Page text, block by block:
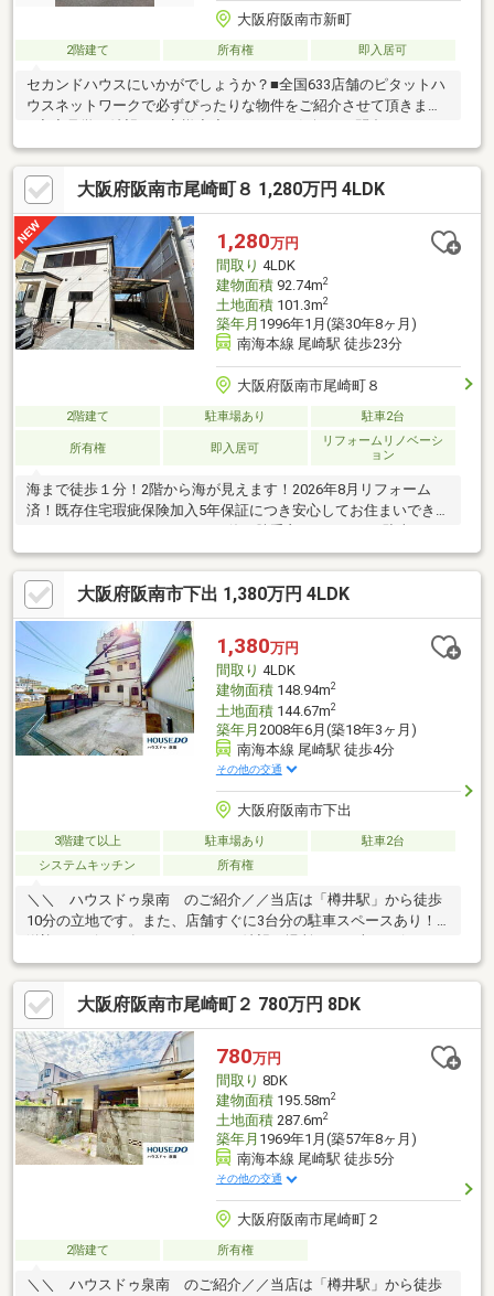
大阪府阪南市新町
2階建て 所有権 即入居可
セカンドハウスにいかがでしょうか？■全国633店舗のピタットハ
ウスネットワークで必ずぴったりな物件をご紹介させて頂きます
い♪◆◆住宅ローン審査に不安のある方◆◆是非当社にご相談
を！！お役に立ちます！！■ご自宅のお迎えはもちろん、最寄り
の駅などご指定でのお待ち合わせも可能です♪ お客様のご条件を
お聞かせいただければ他の物件や周辺環境も一緒にご案内させて
いただきます！
大阪府阪南市尾崎町８ 1,280万円 4LDK
1,280万円
間取り 4LDK
建物面積92.74m2
土地面積101.3m2
築年月 1996年1月(築30年8ヶ月)
南海本線 尾崎駅 徒歩23分
大阪府阪南市尾崎町８
2階建て 駐車場あり 駐車2台
所有権 即入居可
リフォームリノベーシ
ョン
海まで徒歩１分！2階から海が見えます！2026年8月リフォーム
済！既存住宅瑕疵保険加入5年保証につき安心してお住まいできま
ース完備！
大阪府阪南市下出 1,380万円 4LDK
1,380万円
間取り 4LDK
建物面積148.94m2
土地面積144.67m2
築年月 2008年6月(築18年3ヶ月)
南海本線 尾崎駅 徒歩4分
その他の交通
大阪府阪南市下出
3階建て以上 駐車場あり
駐車2台
システムキッチン
所有権
＼＼ ハウスドゥ泉南 のご紹介／／当店は「樽井駅」から徒歩
10分の立地です。また、店舗すぐに3台分の駐車スペースあり！
ます♪【無料不動産購入相談会 実施中！】物件探しだけでなく、
リフォーム、住宅ローン、火災保険等、皆様の気になる疑問にお
答えします！泉南市・阪南市のおうち探しはお任せください！
【お問い合わせについて】「見学予約する」「資料請求する」か
らのお問い合わせは24時間受付中！ネットに掲載していない物件
もご紹介できます！「お電話」「資料請求する」からお気軽にお
問い合わせください！
大阪府阪南市尾崎町２ 780万円 8DK
780万円
間取り 8DK
建物面積195.58m2
土地面積287.6m2
築年月 1969年1月(築57年8ヶ月)
南海本線 尾崎駅 徒歩5分
その他の交通
大阪府阪南市尾崎町２
2階建て 所有権
＼＼ ハウスドゥ泉南 のご紹介／／当店は「樽井駅」から徒歩